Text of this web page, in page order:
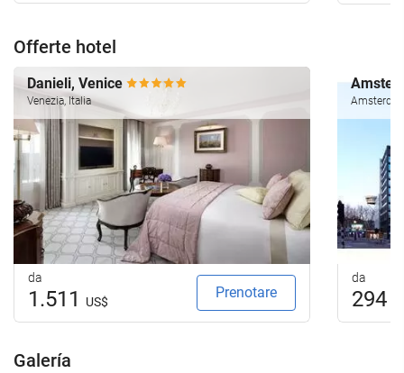
Offerte hotel
Danieli, Venice
Venezia, Italia
da
1.511 US$
Prenotare
da
294
Galería